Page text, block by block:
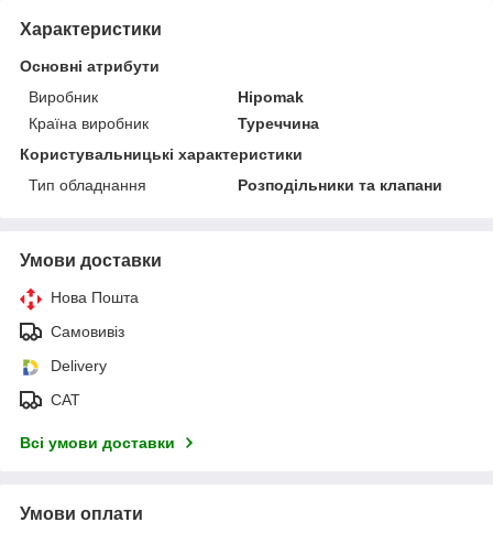
Характеристики
Основні атрибути
Виробник
Hipomak
Країна виробник
Туреччина
Користувальницькі характеристики
Тип обладнання
Розподільники та клапани
Умови доставки
Нова Пошта
Самовивіз
Delivery
САТ
Всі умови доставки
Умови оплати